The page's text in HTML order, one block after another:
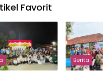
Favorit
Berita